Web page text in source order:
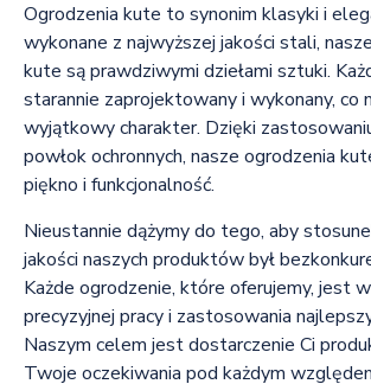
Ogrodzenia kute to synonim klasyki i
wykonane z najwyższej jakości stali,
kute są prawdziwymi dziełami sztuki.
starannie zaprojektowany i wykonany, co
wyjątkowy charakter. Dzięki
powłok ochronnych, nasze ogrodzenia
piękno i funkcjonalność.
Nieustannie dążymy do tego, aby
jakości naszych produktów był
Każde ogrodzenie, które oferujemy, jest
precyzyjnej pracy i zastosowania
Naszym celem jest dostarczenie Ci
Twoje oczekiwania pod każdym